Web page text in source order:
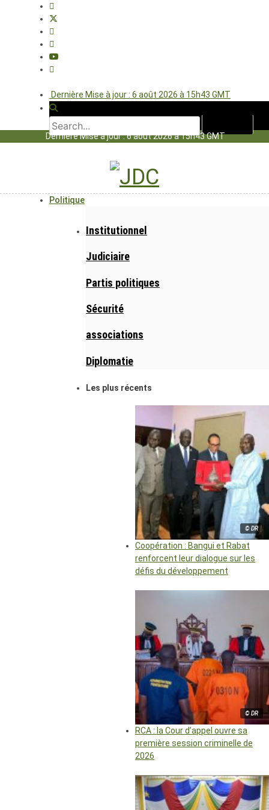
Dernière Mise à jour : 6 août 2026 à 15h43 GMT
Dernière Mise à jour : 6 août 2026 à 15h43 GMT
Politique
Institutionnel
Judiciaire
Partis politiques
Sécurité
associations
Diplomatie
Les plus récents
© DR
Coopération : Bangui et Rabat
renforcent leur dialogue sur les
défis du développement
© DR
RCA : la Cour d’appel ouvre sa
première session criminelle de
2026